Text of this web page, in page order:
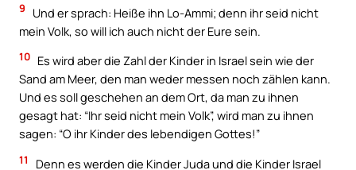
9
Und er sprach: Heiße ihn Lo-Ammi; denn ihr seid nicht
mein Volk, so will ich auch nicht der Eure sein.
10 Es wird aber die Zahl der Kinder in Israel sein wie der
Sand am Meer, den man weder messen noch zählen kann.
Und es soll geschehen an dem Ort, da man zu ihnen
gesagt hat: “Ihr seid nicht mein Volk”, wird man zu ihnen
sagen: “O ihr Kinder des lebendigen Gottes!”
11
Denn es werden die Kinder Juda und die Kinder Israel